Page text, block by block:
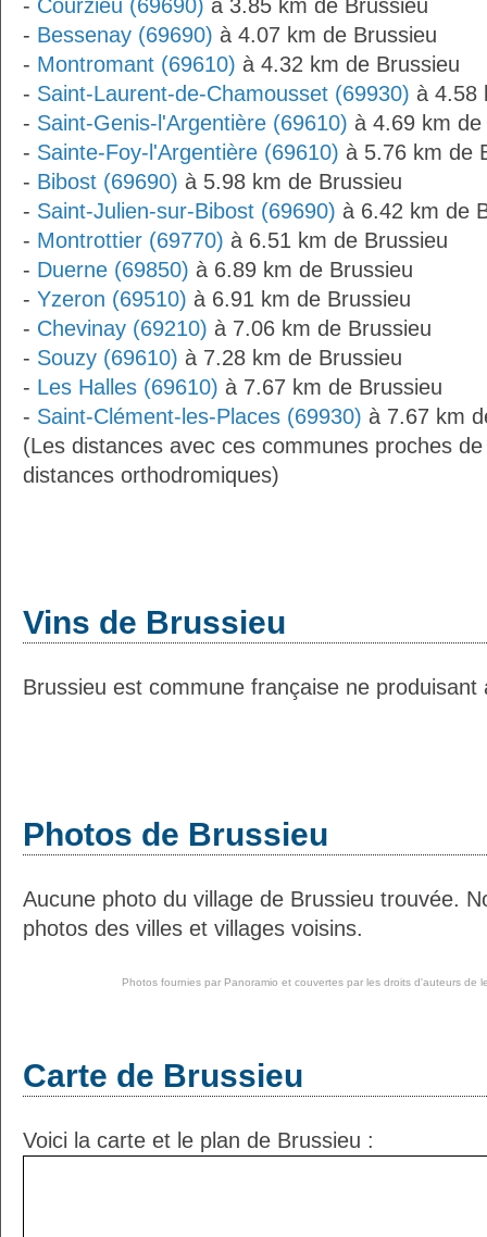
- Courzieu (69690) à 3.85 km de Brussieu
- Bessenay (69690) à 4.07 km de Brussieu
- Montromant (69610) à 4.32 km de Brussieu
- Saint-Laurent-de-Chamousset (69930) à 4.58
- Saint-Genis-l'Argentière (69610) à 4.69 km de
- Sainte-Foy-l'Argentière (69610) à 5.76 km de
- Bibost (69690) à 5.98 km de Brussieu
- Saint-Julien-sur-Bibost (69690) à 6.42 km de
- Montrottier (69770) à 6.51 km de Brussieu
- Duerne (69850) à 6.89 km de Brussieu
- Yzeron (69510) à 6.91 km de Brussieu
- Chevinay (69210) à 7.06 km de Brussieu
- Souzy (69610) à 7.28 km de Brussieu
- Les Halles (69610) à 7.67 km de Brussieu
- Saint-Clément-les-Places (69930) à 7.67 km
(Les distances avec ces communes proches
distances orthodromiques)
Vins de Brussieu
Brussieu est commune française ne produisant
Photos de Brussieu
Aucune photo du village de Brussieu trouvée.
photos des villes et villages voisins.
Photos fournies par Panoramio et couvertes par les droits d'auteurs de
Carte de Brussieu
Voici la carte et le plan de Brussieu :